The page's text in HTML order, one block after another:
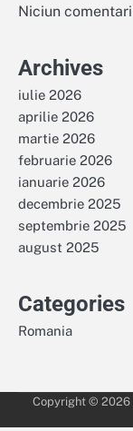
Niciun
Archives
iulie 2026
aprilie 2026
martie 2026
februarie 2026
ianuarie 2026
decembrie 2025
septembrie 2025
august 2025
Categories
Romania
Copyright © 2026